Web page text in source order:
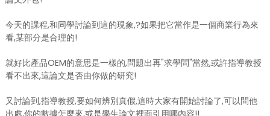
今天的課程,和同學討論到這的現象,?如果把它當作是一個商業行為來
看,某部分是合理的!
就好比產品OEM的意思是一樣的,問題出再"求學問"當然,或許指導教授
看不出來,這論文是否由你做的研究!
又討論到,指導教授,要如何辨別真假,這時大家有開始討論了,可以問他
出處,你的數據怎麼來,或是學生論文裡面引用哪內容!!